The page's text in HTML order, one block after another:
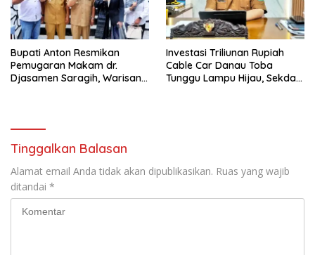
Bupati Anton Resmikan
Pemugaran Makam dr.
Djasamen Saragih, Warisan
Investasi Triliunan Rupiah
Cable Car Danau Toba
Tunggu Lampu Hijau, Sekda
Tinggalkan Balasan
Alamat email Anda tidak akan dipublikasikan. Ruas yang wajib
ditandai *